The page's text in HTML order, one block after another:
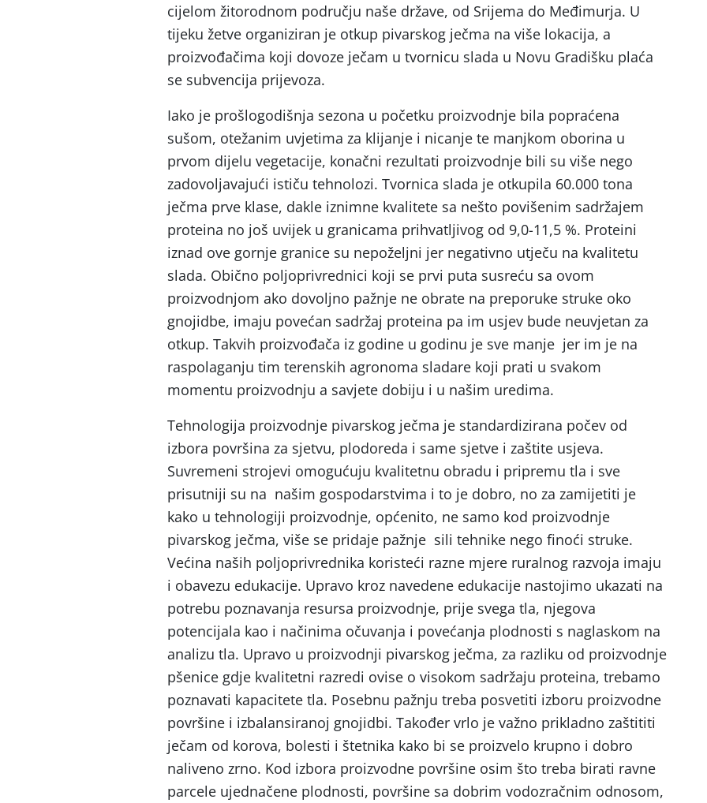
cijelom žitorodnom području naše države, od Srijema do Međimurja. U
tijeku žetve organiziran je otkup pivarskog ječma na više lokacija, a
proizvođačima koji dovoze ječam u tvornicu slada u Novu Gradišku plaća
se subvencija prijevoza.
Iako je prošlogodišnja sezona u početku proizvodnje bila popraćena
sušom, otežanim uvjetima za klijanje i nicanje te manjkom oborina u
prvom dijelu vegetacije, konačni rezultati proizvodnje bili su više nego
zadovoljavajući ističu tehnolozi. Tvornica slada je otkupila 60.000 tona
ječma prve klase, dakle iznimne kvalitete sa nešto povišenim sadržajem
proteina no još uvijek u granicama prihvatljivog od 9,0-11,5 %. Proteini
iznad ove gornje granice su nepoželjni jer negativno utječu na kvalitetu
slada. Obično poljoprivrednici koji se prvi puta susreću sa ovom
proizvodnjom ako dovoljno pažnje ne obrate na preporuke struke oko
gnojidbe, imaju povećan sadržaj proteina pa im usjev bude neuvjetan za
otkup. Takvih proizvođača iz godine u godinu je sve manje jer im je na
raspolaganju tim terenskih agronoma sladare koji prati u svakom
momentu proizvodnju a savjete dobiju i u našim uredima.
Tehnologija proizvodnje pivarskog ječma je standardizirana počev od
izbora površina za sjetvu, plodoreda i same sjetve i zaštite usjeva.
Suvremeni strojevi omogućuju kvalitetnu obradu i pripremu tla i sve
prisutniji su na našim gospodarstvima i to je dobro, no za zamijetiti je
kako u tehnologiji proizvodnje, općenito, ne samo kod proizvodnje
pivarskog ječma, više se pridaje pažnje sili tehnike nego finoći struke.
Većina naših poljoprivrednika koristeći razne mjere ruralnog razvoja imaju
i obavezu edukacije. Upravo kroz navedene edukacije nastojimo ukazati na
potrebu poznavanja resursa proizvodnje, prije svega tla, njegova
potencijala kao i načinima očuvanja i povećanja plodnosti s naglaskom na
analizu tla. Upravo u proizvodnji pivarskog ječma, za razliku od proizvodnje
pšenice gdje kvalitetni razredi ovise o visokom sadržaju proteina, trebamo
poznavati kapacitete tla. Posebnu pažnju treba posvetiti izboru proizvodne
površine i izbalansiranoj gnojidbi. Također vrlo je važno prikladno zaštititi
ječam od korova, bolesti i štetnika kako bi se proizvelo krupno i dobro
naliveno zrno. Kod izbora proizvodne površine osim što treba birati ravne
parcele ujednačene plodnosti, površine sa dobrim vodozračnim odnosom,